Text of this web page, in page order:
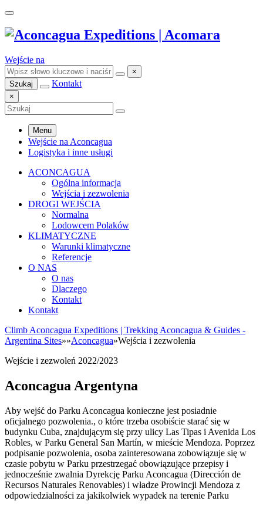
Wejście na
×
Szukaj
Kontakt
×
Menu
Wejście na Aconcagua
Logistyka i inne usługi
ACONCAGUA
Ogólna informacja
Wejścia i zezwolenia
DROGI WEJŚCIA
Normalna
Lodowcem Polaków
KLIMATYCZNE
Warunki klimatyczne
Referencje
O NAS
O nas
Dlaczego
Kontakt
Kontakt
Climb Aconcagua Expeditions | Trekking Aconcagua & Guides -
Argentina Sites»»Aconcagua»Wejścia i zezwolenia
Wejście i zezwoleń 2022/2023
Aconcagua Argentyna
Aby wejść do Parku Aconcagua konieczne jest posiadnie
oficjalnego pozwolenia., o które trzeba osobiście starać się w
budynku Cuba, znajdującym się przy ulicy Las Tipas i Avenida Los
Robles, w Parku General San Martín, w mieście Mendoza. Poprzez
podpisanie pozwolenia, osoba zainteresowana zobowiązuje się w
czasie pobytu w Parku przestrzegać obowiązujące przepisy i
jednocześnie zwalnia Dyrekcję Parku Aconcagua (Dirección de
Recursos Naturales Renovables) i władze Prowincji Mendoza z
odpowiedzialności za jakikolwiek wypadek na terenie Parku